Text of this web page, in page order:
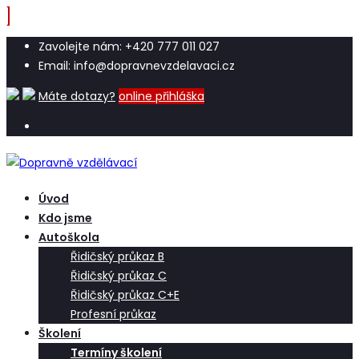
Zavolejte nám: +420 777 011 027
Email: info@dopravnevzdelavaci.cz
Máte dotazy? online přihláška
Úvod
Kdo jsme
Autoškola
Řidičský průkaz B
Řidičský průkaz C
Řidičský průkaz C+E
Profesní průkaz
Školení
Termíny školení